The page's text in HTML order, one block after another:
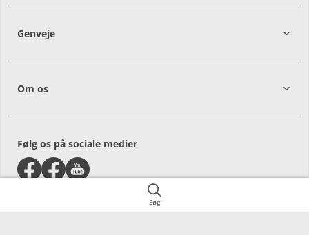
Søg
Genveje
Om os
Følg os på sociale medier